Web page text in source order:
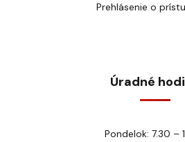
Prehlásenie o
Úradné
Pondelok: 7.30 –